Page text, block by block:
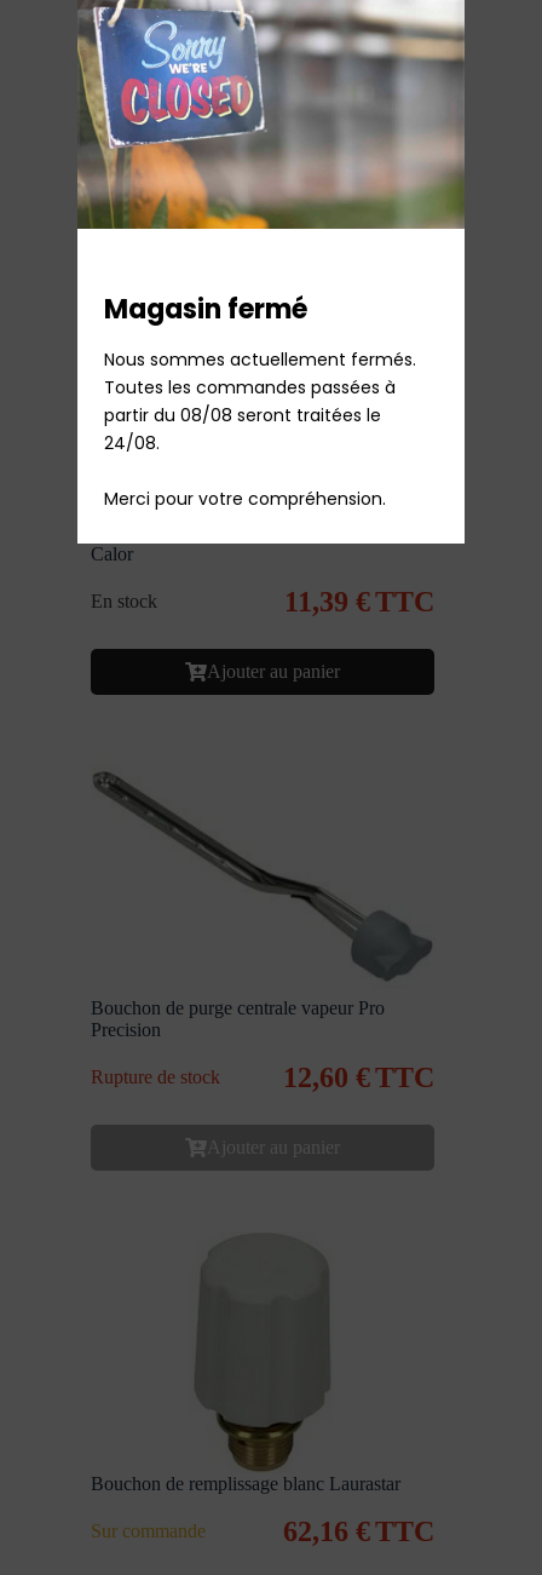
Bouchon chaudière centrale Philips perfect
Care
Rupture de stock
Ajouter au panier
Calor
En stock 11,39 €TTC
Ajouter au panier
Bouchon de purge centrale vapeur Pro
Precision
Rupture de stock 12,60 €TTC
Ajouter au panier
Bouchon de remplissage blanc Laurastar
Sur commande 62,16 €TTC
Magasin fermé
Nous sommes actuellement fermés.
Toutes les commandes passées à
partir du 08/08 seront traitées le
24/08.
Merci pour votre compréhension.